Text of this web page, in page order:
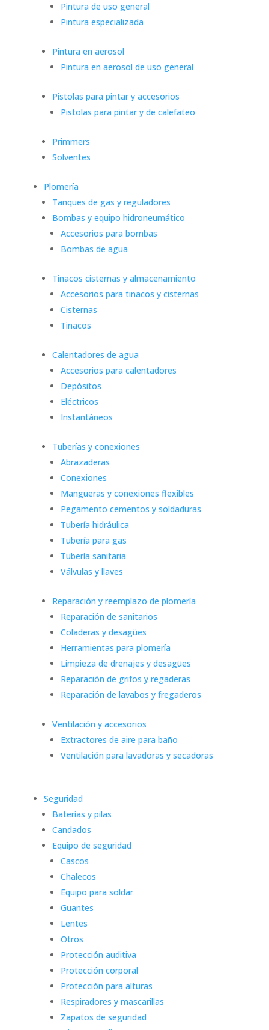
Pintura de uso general
Pintura especializada
Pintura en aerosol
Pintura en aerosol de uso general
Pistolas para pintar y accesorios
Pistolas para pintar y de calefateo
Primmers
Solventes
Plomería
Tanques de gas y reguladores
Bombas y equipo hidroneumático
Accesorios para bombas
Bombas de agua
Tinacos cisternas y almacenamiento
Accesorios para tinacos y cisternas
Cisternas
Tinacos
Calentadores de agua
Accesorios para calentadores
Depósitos
Eléctricos
Instantáneos
Tuberías y conexiones
Abrazaderas
Conexiones
Mangueras y conexiones flexibles
Pegamento cementos y soldaduras
Tubería hidráulica
Tubería para gas
Tubería sanitaria
Válvulas y llaves
Reparación y reemplazo de plomería
Reparación de sanitarios
Coladeras y desagües
Herramientas para plomería
Limpieza de drenajes y desagües
Reparación de grifos y regaderas
Reparación de lavabos y fregaderos
Ventilación y accesorios
Extractores de aire para baño
Ventilación para lavadoras y secadoras
Seguridad
Baterías y pilas
Candados
Equipo de seguridad
Cascos
Chalecos
Equipo para soldar
Guantes
Lentes
Otros
Protección auditiva
Protección corporal
Protección para alturas
Respiradores y mascarillas
Zapatos de seguridad